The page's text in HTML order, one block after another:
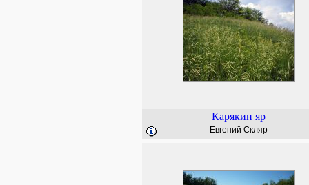
Карякин яр
Евгений Скляр